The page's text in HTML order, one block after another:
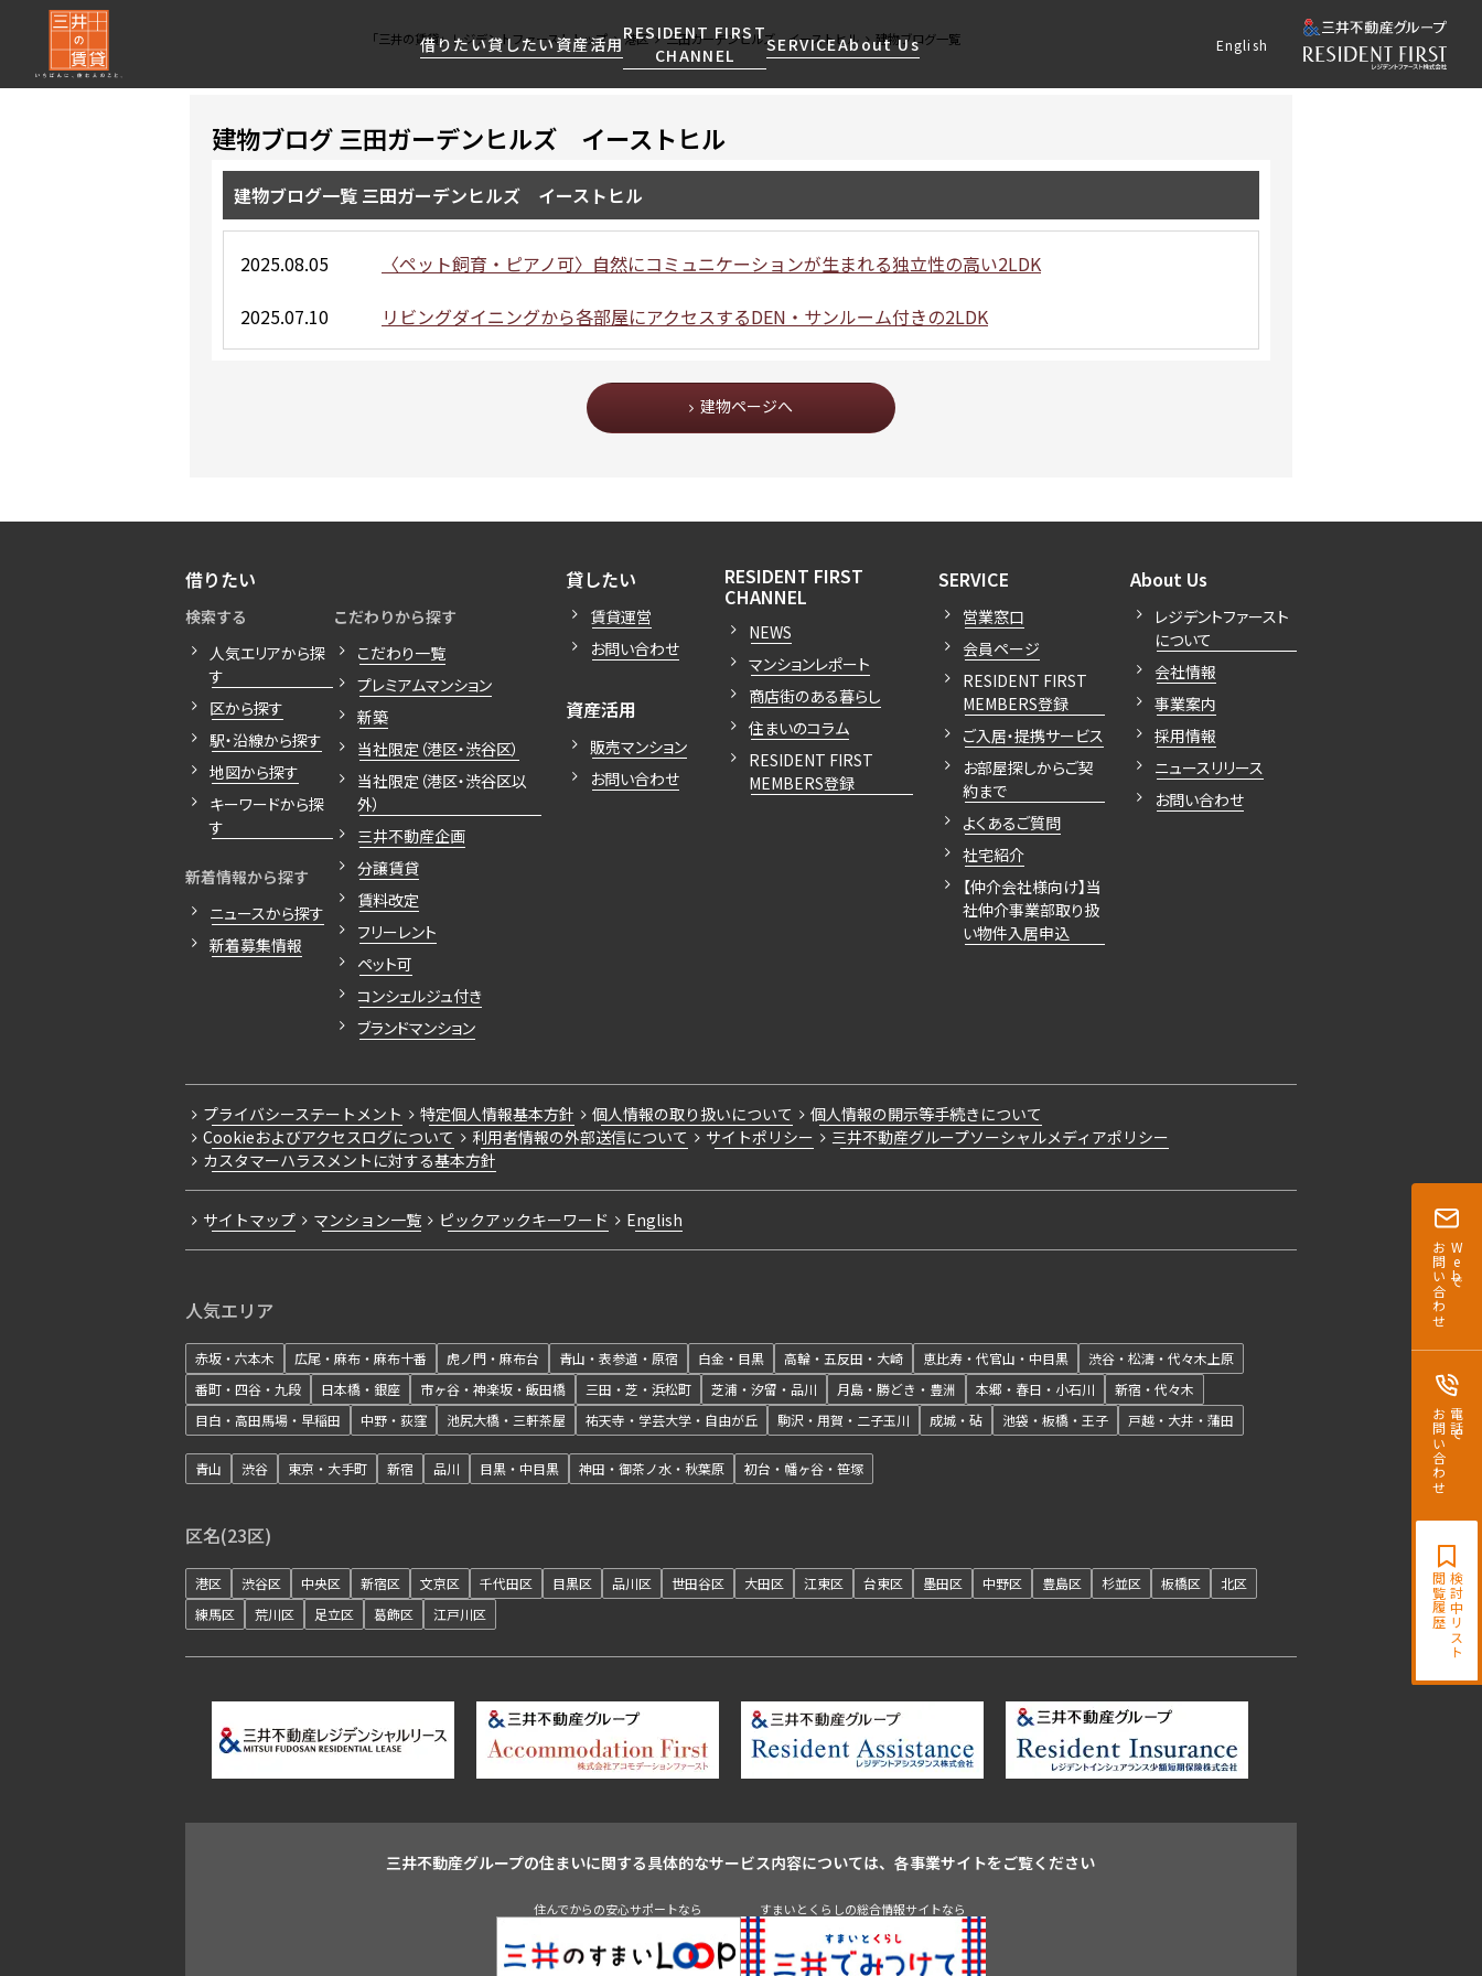
借りたい貸したい資産活用
RESIDENT FIRST
CHANNEL
SERVICEAbout Us
About Us
私たちレジデントファーストの思いや
会社情報
ニュースリリース
借りたい
厳選した都心の上質な賃貸マンションを数多
検索する
人気エリアから探す
地図から探す
新着情報から探す
新着募集情報
当社限定(港区・渋谷区)
三井不動産企画
ペット可
ブランドマンション
貸したい
賃貸運営をお考えのオーナー様に
お問い合わせ
資産活用
分譲マンションのご購入、売却の
お問い合わせ
RESIDENT
FIRST CHANNEL
新しい住まいと暮らしの探しに関わる
マンションレポート
RESIDENT FIRST
MEMBERS登録
SERVICE
レジデントファーストが提供する
会員ページ
MEMBERS登録
ご入居・提携サービス
お部屋探しからご契約まで
よくあるご質問
社宅紹介
込
English
Webで
お問い合わせ
電話で
お問い合わせ
検討中リスト
閲覧履歴
「三井の賃貸」レジデントファーストトップ 港区 三田ガーデンヒルズ イーストヒル 建物ブログ一覧
建物ブログ 三田ガーデンヒルズ イーストヒル
建物ブログ一覧 三田ガーデンヒルズ イーストヒル
2025.08.05
〈ペット飼育・ピアノ可〉自然にコミュニケーションが生まれる独立性の高い2LDK
2025.07.10
リビングダイニングから各部屋にアクセスするDEN・サンルーム付きの2LDK
建物ページへ
借りたい
検索する
人気エリアから探
す
区から探す
駅・沿線から探す
地図から探す
キーワードから探
す
新着情報から探す
ニュースから探す
新着募集情報
こだわりから探す
こだわり一覧
プレミアムマンション
新築
当社限定（港区・渋谷区）
当社限定（港区・渋谷区以
外）
三井不動産企画
分譲賃貸
賃料改定
フリーレント
ペット可
コンシェルジュ付き
ブランドマンション
貸したい
賃貸運営
お問い合わせ
資産活用
販売マンション
お問い合わせ
RESIDENT FIRST
CHANNEL
NEWS
マンションレポート
商店街のある暮らし
住まいのコラム
RESIDENT FIRST
MEMBERS登録
SERVICE
営業窓口
会員ページ
RESIDENT FIRST
MEMBERS登録
ご入居・提携サービス
お部屋探しからご契
約まで
よくあるご質問
社宅紹介
【仲介会社様向け】当
社仲介事業部取り扱
い物件入居申込
About Us
レジデントファースト
について
会社情報
事業案内
採用情報
ニュースリリース
お問い合わせ
プライバシーステートメント 特定個人情報基本方針 個人情報の取り扱いについて
個人情報の開示等手続きについて
Cookieおよびアクセスログについて
利用者情報の外部送信について サイトポリシー
三井不動産グループソーシャルメディアポリシー
カスタマーハラスメントに対する基本方針
サイトマップ マンション一覧 ピックアックキーワード English
人気エリア
赤坂・六本木 広尾・麻布・麻布十番 虎ノ門・麻布台 青山・表参道・原宿 白金・目黒 高輪・五反田・大崎 恵比寿・代官山・中目黒
渋谷・松濤・代々木上原
番町・四谷・九段
日本橋・銀座 市ヶ谷・神楽坂・飯田橋 三田・芝・浜松町 芝浦・汐留・品川 月島・勝どき・豊洲 本郷・春日・小石川
新宿・代々木
目白・高田馬場・早稲田
中野・荻窪 池尻大橋・三軒茶屋 祐天寺・学芸大学・自由が丘 駒沢・用賀・二子玉川 成城・砧 池袋・板橋・王子 戸越・大井・蒲田
青山 渋谷 東京・大手町 新宿 品川 目黒・中目黒 神田・御茶ノ水・秋葉原 初台・幡ヶ谷・笹塚
区名(23区)
港区 渋谷区 中央区 新宿区 文京区 千代田区 目黒区 品川区 世田谷区 大田区 江東区 台東区 墨田区 中野区 豊島区 杉並区 板橋区
北区
練馬区
荒川区 足立区 葛飾区 江戸川区
三井不動産グループの住まいに関する具体的なサービス内容については、各事業サイトをご覧ください
住んでからの安心サポートなら すまいとくらしの総合情報サイトなら